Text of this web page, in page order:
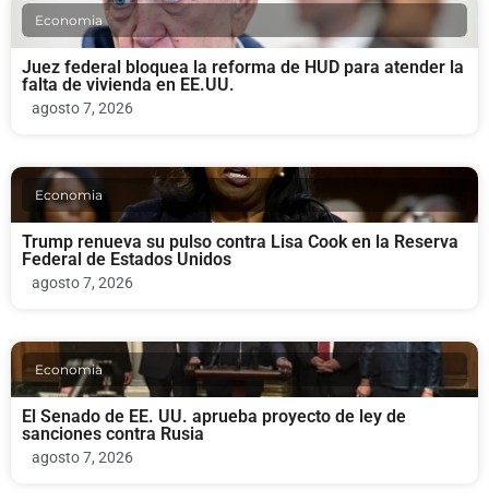
Economia
Juez federal bloquea la reforma de HUD para atender la
falta de vivienda en EE.UU.
agosto 7, 2026
Economia
Trump renueva su pulso contra Lisa Cook en la Reserva
Federal de Estados Unidos
agosto 7, 2026
Economia
El Senado de EE. UU. aprueba proyecto de ley de
sanciones contra Rusia
agosto 7, 2026